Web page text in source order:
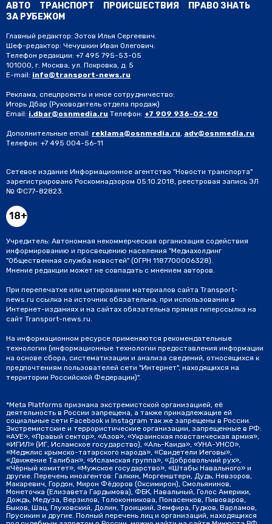
АВТО ТРАНСПОРТ ПРОИСШЕСТВИЯ
ПРАВО ЗНАТЬ
ЗА РУБЕЖОМ
Главный редактор: Зотов Илья Сергеевич.
Шеф-редактор: Чечушкин Иван Олегович.
Телефон редакции: +7 495 795-53-05
101000, г. Москва, ул. Покровка, д. 5
E-mail: info@transport-news.ru
Реклама, спецпроекты и иное сотрудничество:
Игорь Дбар (Руководитель отдела продаж)
Email: i.dbar@osnmedia.ru Телефон: +7 909 936-02-90
Дополнительные email: reklama@osnmedia.ru, adv@osnmedia.ru
Телефон: +7 495 004-56-11
Сетевое издание Информационное агентство "Новости транспорта"
зарегистрировано Роскомнадзором 05.10.2018, реестровая запись ЭЛ
№ ФС77-82823.
18+
Учредитель: Автономная некоммерческая организация содействия
информированию и просвещению населения "Медиахолдинг
"Общественная служба новостей" (ОГРН 1187700006328).
Мнение редакции может не совпадать с мнением авторов.
При перепечатке или цитировании материалов сайта Transport-
news.ru ссылка на источник обязательна, при использовании в
Интернет-изданиях и на сайтах обязательна прямая гиперссылка на
сайт Transport-news.ru.
На информационном ресурсе применяются рекомендательные
технологии (информационные технологии предоставления информации
на основе сбора, систематизации и анализа сведений, относящихся к
предпочтениям пользователей сети "Интернет", находящихся на
территории Российской Федерации)".
*Meta Platforms признана экстремистской организацией, её
деятельность в России запрещена, а также принадлежащие ей
социальные сети Facebook и Instagram так же запрещены в России.
Экстремистские и террористические организации, запрещенные в РФ:
«АУЕ», «Правый сектор», «Азов», «Украинская повстанческая армия»,
«ИГИЛ» (ИГ, Исламское государство), «Аль-Каида», «УНА-УНСО»,
«Меджлис крымско-татарского народа», «Свидетели Иеговы»,
«Движение Талибан», «Исламская группа», «Добровольчий рух»,
«Чёрный комитет», «Мужское государство», «Штабы Навального» и
другие. Перечень иноагентов: Галкин, Моргенштерн, Дудь, Невзоров,
Макаревич, Гордон, Мирон Фёдоров (Оксимирон), Смольянинов,
Монеточка (Елизавета Гардымова), ФБК, Навальный, Голос Америки,
Дождь, Медуза, Верзилов, Толоконникова, Понасенков, Пивоваров,
Быков, Шац, Глуховский, Долин, Троицкий, Земфира, Гудков, Варламов,
Прусикин и другие. Полный перечень лиц и организаций, находящихся